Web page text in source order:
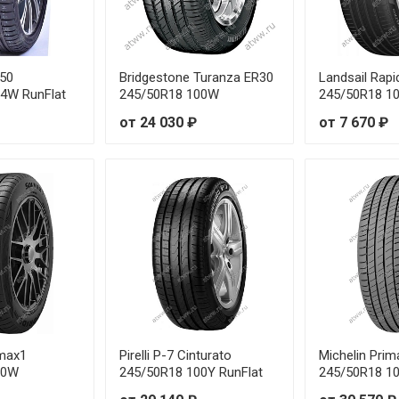
от 6
от 7
от 6
от 7
от 7
от 6
от 7
от 7
RunFlat
Bridgestone Turanza ER30
245/50R18 100W
от 24 030 ₽
Landsail
245/50R18
от 7 670 ₽
Pirelli P-7 Cinturato
245/50R18 100Y RunFlat
Michelin
245/50R18